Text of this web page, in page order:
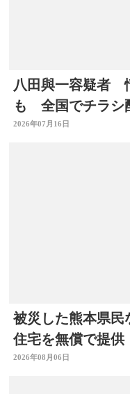
八田與一容疑者
も 全国でチラシ
報 大分
2026年07月16日
被災した熊本県
住宅を無償で提
【令和8年熊本地震
2026年08月06日